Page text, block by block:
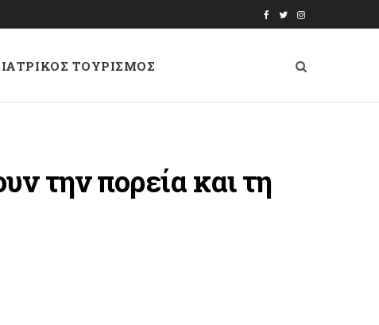
e
T
t
I
s
t
ΙΑΤΡΙΚΟΣ ΤΟΥΡΙΣΜΟΣ
την πορεία και τη